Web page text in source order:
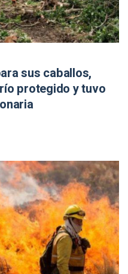
sus caballos,
protegido y tuvo